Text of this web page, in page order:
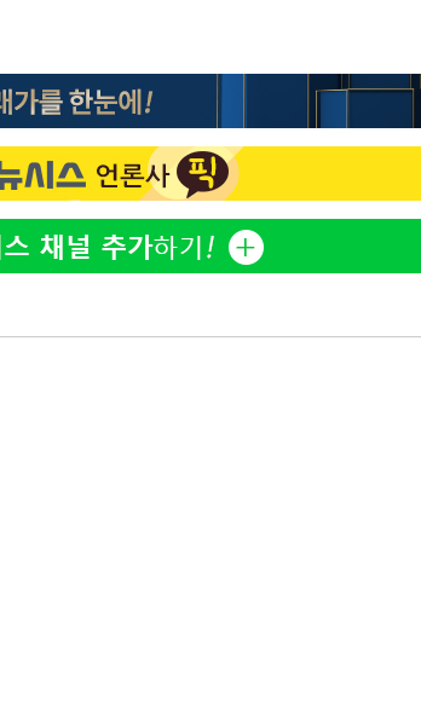
황기순 "원정 도
산 잃고 필리핀
2
었는데…"
3
정부, 전 산업
1000대 보급 추
4